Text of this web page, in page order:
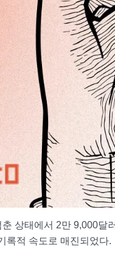
상태에서 2만 9,000달
록적 속도로 매진되었다.